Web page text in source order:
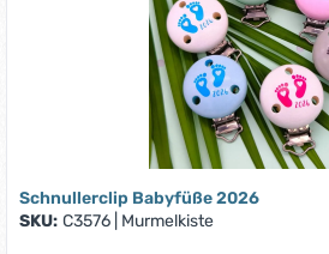
Schnullerclip Babyfüße 2026
SKU: C3576 Murmelkiste